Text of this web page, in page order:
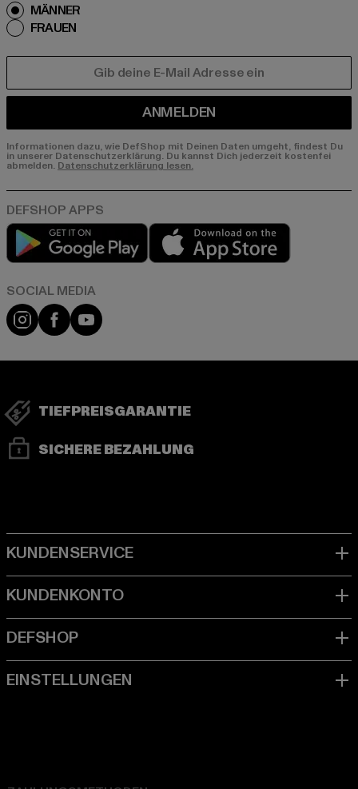
MÄNNER
FRAUEN
ANMELDEN
Informationen dazu, wie DefShop mit Deinen Daten umgeht, findest Du
in unserer Datenschutzerklärung. Du kannst Dich jederzeit kostenfei
abmelden. Datenschutzerklärung lesen.
Play market
Instagram
FacebookYouTube
TIEFPREISGARANTIE
SICHERE BEZAHLUNG